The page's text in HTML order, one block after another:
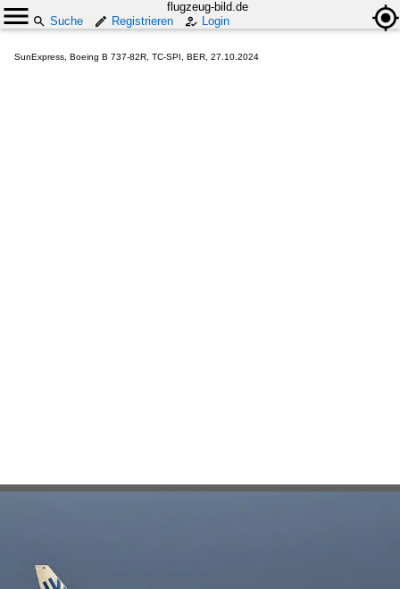
flugzeug-bild.de
Suche
Registrieren Login
SunExpress, Boeing B 737-82R, TC-SPI, BER, 27.10.2024